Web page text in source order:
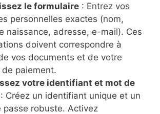
le formulaire : Entrez vos
personnelles exactes (nom,
naissance, adresse, e-mail). Ces
doivent correspondre à
vos documents et de votre
de paiement.
votre identifiant et mot de
: Créez un identifiant unique et un
passe robuste. Activez